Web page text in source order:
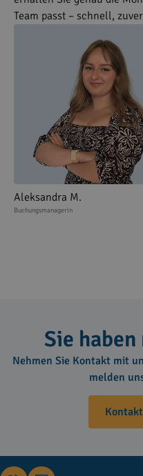
Team passt – schnell,
Aleksandra M.
Buchungsmanagerin
Sie haben
Nehmen Sie Kontakt mit
melden